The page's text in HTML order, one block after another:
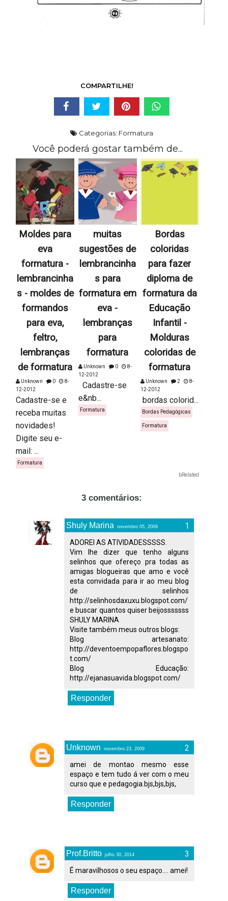
COMPARTILHE!
Categorias: Formatura
Você poderá gostar também de...
Moldes para
eva
formatura -
lembrancinha
s - moldes de
formandos
para eva,
feltro,
lembranças
de formatura
Unknown 0
8-
12-2012
Cadastre-se e
receba muitas
novidades!
Digite seu e-
mail: ...
Formatura
muitas
sugestões de
lembrancinha
s para
formatura em
eva -
lembranças
para
formatura
Unknown 0
8-
12-2012
Cadastre-se
e&nb...
Formatura
Bordas
coloridas
para fazer
diploma de
formatura da
Educação
Infantil -
Molduras
coloridas de
formatura
Unknown 2
8-
12-2012
bordas colorid...
Bordas Pedagógicas
Formatura
bRelated
3 comentários:
Shuly Marina novembro 05, 2009
ADOREI AS ATIVIDADESSSSS.
Vim lhe dizer que tenho alguns
selinhos que ofereço pra todas as
amigas blogueiras que amo e você
esta convidada para ir ao meu blog
de selinhos
http://selinhosdaxuxu.blogspot.com/
e buscar quantos quiser beijosssssss
SHULY MARINA
Visite também meus outros blogs:
Blog artesanato:
http://deventoempopaflores.blogspo
t.com/
Blog Educação:
http://ejanasuavida.blogspot.com/
Responder
Unknown novembro 23, 2009
amei de montao mesmo esse
espaço e tem tudo á ver com o meu
curso que e pedagogia.bjs,bjs,bjs,
Responder
Prof.Britto julho 30, 2014
É maravilhosos o seu espaço.... amei!
Responder